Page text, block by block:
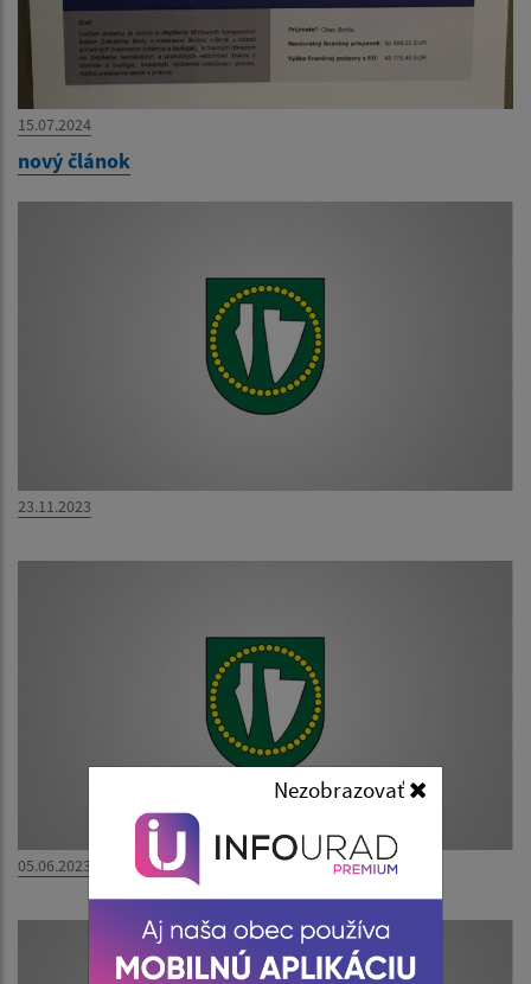
15.07.2024
nový článok
23.11.2023
05.06.2023
Nezobrazovať